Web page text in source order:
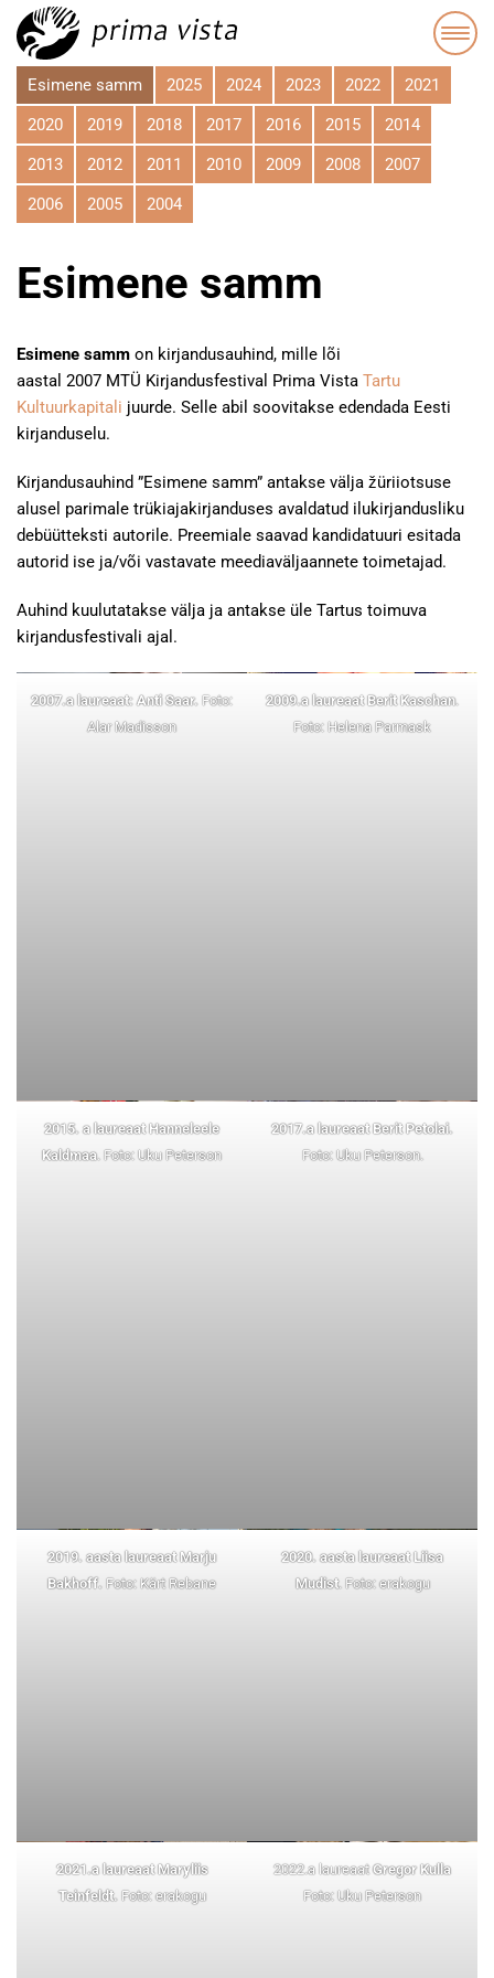
Esimene samm 2025 2024 2023 2022
2021
2020
2019 2018 2017 2016 2015
2014
2013
2012 2011 2010 2009 2008
2007
2006
2005 2004
Esimene samm
Esimene samm on kirjandusauhind, mille lõi
aastal 2007 MTÜ Kirjandusfestival Prima Vista Tartu
Kultuurkapitali juurde. Selle abil soovitakse edendada Eesti
kirjanduselu.
Kirjandusauhind ”Esimene samm” antakse välja žüriiotsuse
alusel parimale trükiajakirjanduses avaldatud ilukirjandusliku
debüütteksti autorile. Preemiale saavad kandidatuuri esitada
autorid ise ja/või vastavate meediaväljaannete toimetajad.
Auhind kuulutatakse välja ja antakse üle Tartus toimuva
kirjandusfestivali ajal.
2007.a laureaat: Anti Saar. Foto:
Alar Madisson
2009.a laureaat Berit Kaschan.
Foto: Helena Parmask
2015. a laureaat Hanneleele
Kaldmaa. Foto: Uku Peterson
2017.a laureaat Berit Petolai.
Foto: Uku Peterson.
2019. aasta laureaat Marju
Bakhoff. Foto: Kärt Rebane
2020. aasta laureaat Liisa
Mudist. Foto: erakogu
2021.a laureaat Maryliis
Teinfeldt. Foto: erakogu
2022.a laureaat Gregor Kulla
Foto: Uku Peterson